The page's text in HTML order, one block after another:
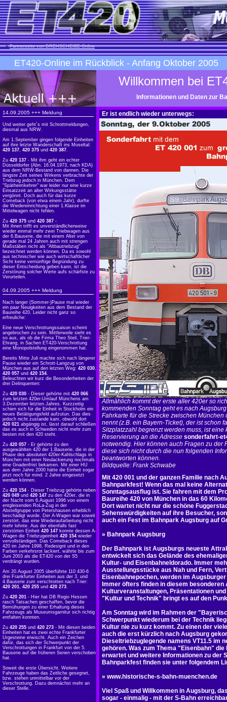
»Partnerseite von DREHSCHEIBE-Online
ET420-Online im Rückblick - Anfang Oktober 2005
14.09.2005 +++ Meldung
Und weiter geht´s mit Schrottmeldungen,
diesmal aus NRW.
Am 1.September gingen folgende Einheiten
auf ihre letzte Wanderschaft ins Moseltal:
420 137, 420 375 und 420 387.
Zu 420 137 - Mit ihm geht ein echter
Düsseldorfer (Abn. 16.04.1973, nach KDA)
aus dem NRW-Bestand von dannen. Die
längste Zeit seines Wirkens verbrachte der
Triebzug jedoch in München. Dem
"Spätheimkehrer" war leider nur eine kurze
Einsatzzeit an alter Wirkungsstätte
vergönnt. Doch auch für das kurze
Comeback (von etwa einem Jahr), durfte
die Wiedereinrichtung einer 1.Klasse im
Mittelwagen nicht fehlen.
Zu 420 375 und 420 387 -
Mit ihnen trifft es unverständlicherweise
wieder einmal mehr zwei Triebwagen aus
der 6.Bauserie, die mit einem Alter von
gerade mal 24 Jahren auch mit strengen
Maßstäben nicht als "Altbautriebzug"
bezeichnet werden können. Da es sowohl
aus technischer wie auch wirtschaftlicher
Sicht keine vernünftige Begründung zu
dieser Entscheidung geben kann, ist die
Zerstörung solcher Werte aufs schärfste zu
Verurteilen.
04.09.2005 +++ Meldung
Nach langer (Sommer-)Pause mal wieder
ein paar Neuigkeiten aus dem Bestand der
Baureihe 420. Leider nicht ganz so
erfreuliche:
Eine neue Verschrottungssaison scheint
angebrochen zu sein. Mittlerweile sieht es
so aus, als ob die Firma Theo Steil, Trier-
Ehrang, in Sachen ET420-Verschrottung
eine Monopolstellung eingenommen hat.
Bereits Mitte Juli machte sich nach längerer
Pause wieder ein Schrott-Langzug von
München aus auf den letzten Weg: 420 030,
420 057 und 420 154.
Beleuchten wir kurz die Besonderheiten der
drei Delinquenten:
Zu 420 030 - Dieser gehörte mit 420 066
zum letzten 420er-Umlauf Münchens am
3.Dezember letzten Jahres. Kurzzeitig
schien sich für die Einheit in Stockholm ein
neues Betätigungsfeld aufzutun. Das dies
jedoch nicht zustande kam, obwohl dort
420 021 abgängig ist, lässt darauf schließen
das es auch in Schweden nicht mehr zum
besten mit den 420 steht.
Zu 420 057 - Er gehörte zu den
ausgewählten 420 der 1.Bauserie, die in der
Phase des absoluten 420er-Kahlschlags in
München mit einer Neulackierung nochmals
eine Gnadenfrist bekamen. Mit einer HU
aus dem Jahre 2000 hätte die Einheit sogar
jetzt noch für mind. 2 Jahre eingesetzt
werden können.
Zu 420 154 - Dieser Triebzug gehörte neben
420 049 und 420 147 zu den 420er, die in
der Nacht vom 6.August 1996 von einem
entgleisenden RoLa-Zug in der
Abstellgruppe von Petershausen erheblich
beschädigt wurde. Der A-Wagen war soweit
zerstört, das eine Wiederaufarbeitung nicht
mehr lohnte. Aus der ebenfalls fast
zerstörten Einheit 420 147 konnte dessen A-
Wagen die Triebzugeinheit 420 154 wieder
vervollständigen. Das Comeback dieses
420 im Jahre 1998, Redesignt und in den
Farben verkehrsrot lackiert, währte bis zum
Juni 2003 als die ET420 von der S5
verdrängt wurden.
Am 20.August 2005 überführte 110 430-6
drei Frankfurter Einheiten aus der 3. und
4.Bauserie zum verschrotten nach Trier:
420 201, 420 255 und 420 273.
Zu 420 201 - Hier hat DB Regio Hessen
rasch Tatsachen geschaffen, bevor die
Bemühungen zu einer Erhaltung dieses
Fahrzeugs als Museumsgarnitur sich richtig
entfalten konnten.
Zu 420 255 und 420 273 - Mit diesen beiden
Einheiten hat es zwei echte Frankfurter
Urgesteine erwischt. Auch ein Zeichen
dafür, das sich der Schwerpunkt der
Verschrottungen in Frankfurt von der 5.
Bauserie auf die früheren Serien verschoben
hat.
Soweit die erste Übersicht. Weitere
Fahrzeuge haben das Zeitliche gesegnet,
bzw. stehen unmittelbar vor der
Verschrottung. Dazu demnächst mehr an
dieser Stelle.
Willkommen bei
Informationen und Daten zur
Er ist endlich wieder unterwegs:
Allmählich kommt der erste aller 420er so
kommenden Sonntag geht es nach
Fahrkarte für die Strecke zwischen
nennt (z.B. ein Bayern-Ticket), der ist schon
Sitzplatzzahl begrenzt werden muss, ist eine
Reservierung an die Adresse sonderfahrt-
notwendig. Hier können auch Fragen zu der
diese sich nicht durch die nun folgenden
beantworten können.
Bildquelle: Frank Schwabe
Mit 420 001 und der ganzen Familie nach
Bahnparkfest! Wenn das mal keine
Sonntagsausflug ist. Sie fahren mit dem
Baureihe 420 von München in das 60
Dort wartet nicht nur die schöne
Sehenswürdigkeiten auf ihre Besucher,
auch ein Fest im Bahnpark Augsburg auf
» Bahnpark Augsburg
Der Bahnpark ist Augsburgs neueste
entwickelt sich das Gelände des
Kultur- und Eisenbahneldorado. Immer
Ausstellungsstücke aus Nah und Fern,
Eisenbahnepochen, werden im
Immer öfters finden in diesem besonderen
Kulturveranstaltungen, Präsentationen
"Kultur und Technik" bringt es auf den
Am Sonntag wird im Rahmen der
Schwerpunkt wiederum bei der Technik
Kultur nie zu kurz kommt. Zu einen der
auch die erst kürzlich nach Augsburg
Dieseltriebzuglegende namens VT11.5 im
gehören. Was zum Thema "Eisenbahn"
erwartet und weitere Informationen zu der
Bahnparkfest finden sie unter folgendem
» www.historische-s-bahn-muenchen.de
Viel Spaß und Willkommen in Augsburg,
sogar - einmalig - mit der S-Bahn